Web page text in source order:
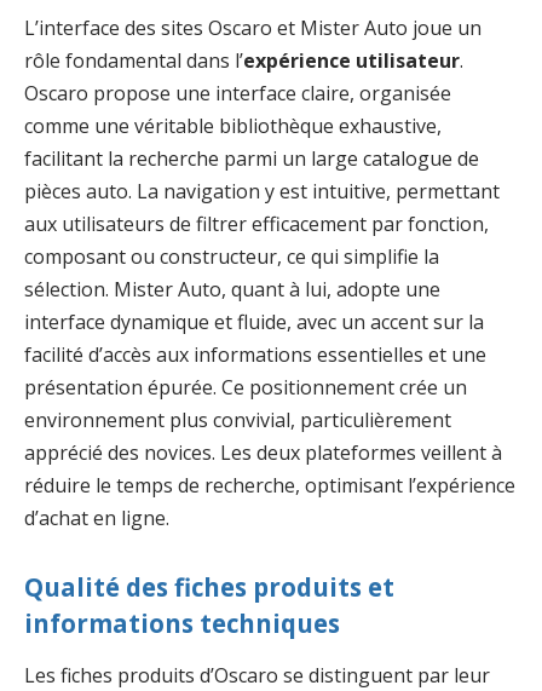
L’interface des sites Oscaro et Mister Auto joue un
rôle fondamental dans l’expérience utilisateur.
Oscaro propose une interface claire, organisée
comme une véritable bibliothèque exhaustive,
facilitant la recherche parmi un large catalogue de
pièces auto. La navigation y est intuitive, permettant
aux utilisateurs de filtrer efficacement par fonction,
composant ou constructeur, ce qui simplifie la
sélection. Mister Auto, quant à lui, adopte une
interface dynamique et fluide, avec un accent sur la
facilité d’accès aux informations essentielles et une
présentation épurée. Ce positionnement crée un
environnement plus convivial, particulièrement
apprécié des novices. Les deux plateformes veillent à
réduire le temps de recherche, optimisant l’expérience
d’achat en ligne.
Qualité des fiches produits et
informations techniques
Les fiches produits d’Oscaro se distinguent par leur